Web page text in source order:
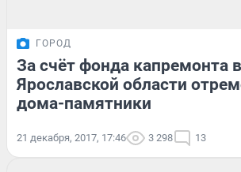
ГОРОД
За счёт фонда капремонта в
Ярославской области
дома-памятники
21 декабря, 2017, 17:46 3 298 13